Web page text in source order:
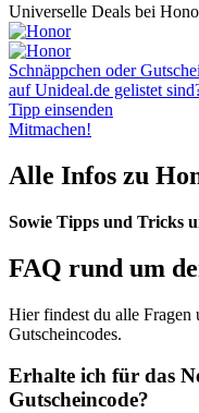
Universelle Deals bei
Schnäppchen oder
auf Unideal.de gelistet
Tipp einsenden
Mitmachen!
Alle Infos zu
Sowie Tipps und Tricks
FAQ rund um
Hier findest du alle
Gutscheincodes.
Erhalte ich für das
Gutscheincode?